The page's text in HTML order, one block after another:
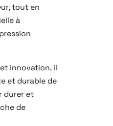
tout en
à
innovation, il
et durable de
durer et
de